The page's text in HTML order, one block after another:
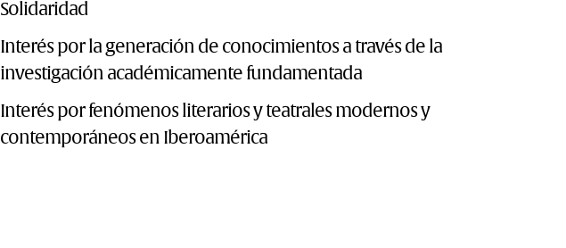
Solidaridad
Interés por la generación de conocimientos a través de la
investigación académicamente fundamentada
Interés por fenómenos literarios y teatrales modernos y
contemporáneos en Iberoamérica